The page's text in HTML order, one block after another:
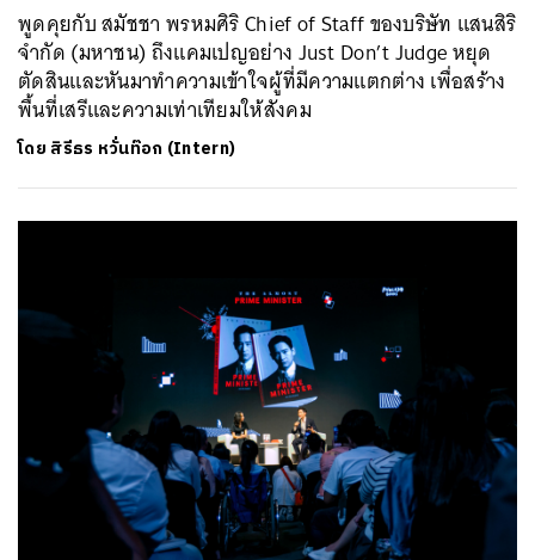
พูดคุยกับ สมัชชา พรหมศิริ Chief of Staff ของบริษัท แสนสิริ
จำกัด (มหาชน) ถึงแคมเปญอย่าง Just Don’t Judge หยุด
ตัดสินและหันมาทำความเข้าใจผู้ที่มีความแตกต่าง เพื่อสร้าง
พื้นที่เสรีและความเท่าเทียมให้สังคม
โดย สิรีธร หวั่นท๊อก (Intern)